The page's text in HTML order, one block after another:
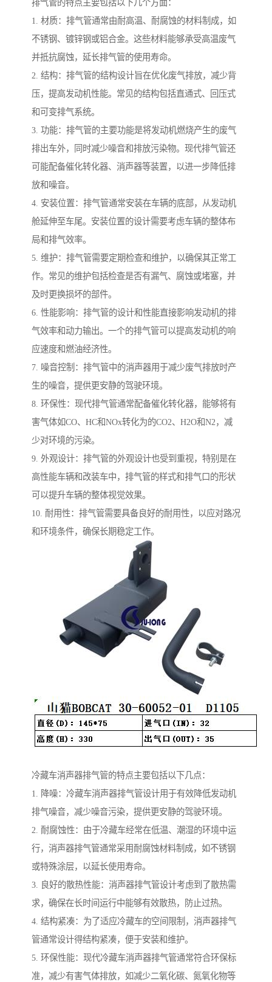
排气管的特点主要包括以下几个方面：
1. 材质：排气管通常由耐高温、耐腐蚀的材料制成，如
不锈钢、镀锌钢或铝合金。这些材料能够承受高温废气
并抵抗腐蚀，延长排气管的使用寿命。
2. 结构：排气管的结构设计旨在优化废气排放，减少背
压，提高发动机性能。常见的结构包括直通式、回压式
和可变排气系统。
3. 功能：排气管的主要功能是将发动机燃烧产生的废气
排出车外，同时减少噪音和排放污染物。现代排气管还
可能配备催化转化器、消声器等装置，以进一步降低排
放和噪音。
4. 安装位置：排气管通常安装在车辆的底部，从发动机
舱延伸至车尾。安装位置的设计需要考虑车辆的整体布
局和排气效率。
5. 维护：排气管需要定期检查和维护，以确保其正常工
作。常见的维护包括检查是否有漏气、腐蚀或堵塞，并
及时更换损坏的部件。
6. 性能影响：排气管的设计和性能直接影响发动机的排
气效率和动力输出。一个的排气管可以提高发动机的响
应速度和燃油经济性。
7. 噪音控制：排气管中的消声器用于减少废气排放时产
生的噪音，提供更安静的驾驶环境。
8. 环保性：现代排气管通常配备催化转化器，能够将有
害气体如CO、HC和NOx转化为的CO2、H2O和N2，减
少对环境的污染。
9. 外观设计：排气管的外观设计也受到重视，特别是在
高性能车辆和改装车中，排气管的样式和排气口的形状
可以提升车辆的整体视觉效果。
10. 耐用性：排气管需要具备良好的耐用性，以应对路况
和环境条件，确保长期稳定工作。
冷藏车消声器排气管的特点主要包括以下几点：
1. 降噪：冷藏车消声器排气管设计用于有效降低发动机
排气噪音，减少噪音污染，提供更安静的驾驶环境。
2. 耐腐蚀性：由于冷藏车经常在低温、潮湿的环境中运
行，消声器排气管通常采用耐腐蚀材料制成，如不锈钢
或特殊涂层，以延长使用寿命。
3. 良好的散热性能：消声器排气管设计考虑到了散热需
求，确保在长时间运行中能够有效散热，防止过热。
4. 结构紧凑：为了适应冷藏车的空间限制，消声器排气
管通常设计得结构紧凑，便于安装和维护。
5. 环保性能：现代冷藏车消声器排气管通常符合环保标
准，减少有害气体排放，如减少二氧化碳、氮氧化物等